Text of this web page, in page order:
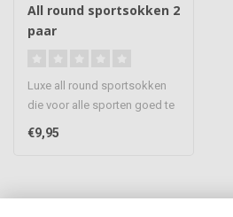
All round sportsokken 2
paar
Luxe all round sportsokken
die voor alle sporten goed te
€9,95